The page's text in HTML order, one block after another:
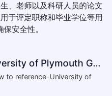
、老师以及科研人员的论文
于评定职称和毕业学位等用
安全性。
How to reference-University of Plymouth Guide to Referencing
to reference-University of